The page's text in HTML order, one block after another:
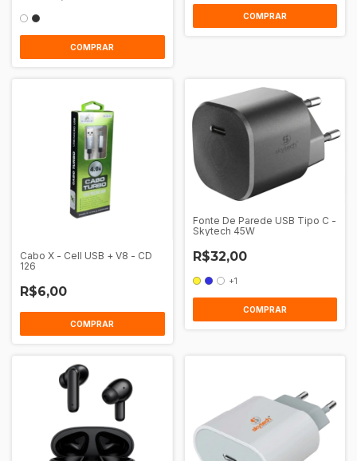
COMPRAR
COMPRAR
Cabo X - Cell USB + V8 - CD
126
R$6,00
COMPRAR
Fonte De Parede USB Tipo C -
Skytech 45W
R$32,00
+1
COMPRAR